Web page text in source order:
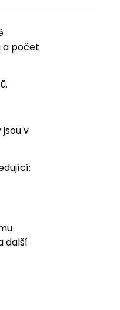
a počet
v
další